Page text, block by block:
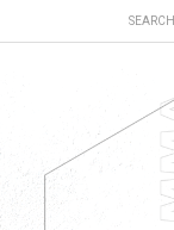
SEARCH